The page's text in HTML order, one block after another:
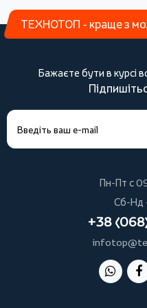
ТЕХНОТОП - краще з
Бажаєте бути в курсі
Пн-Пт с
Сб-Нд
+38